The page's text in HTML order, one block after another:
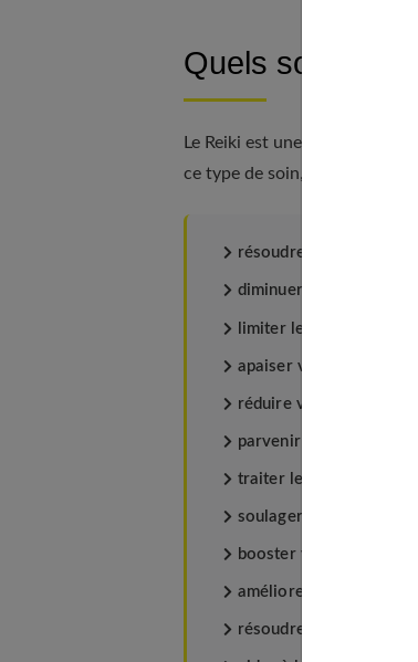
Quels sont les
Le Reiki est une pratique
ce type de soin, vous pouvez
résoudre vos
diminuer votre stress ;
limiter les états
apaiser votre esprit et
réduire vos problèmes
parvenir à avoir
traiter les raideurs
soulager les douleurs ;
booster votre système
améliorer la qualité de
résoudre les